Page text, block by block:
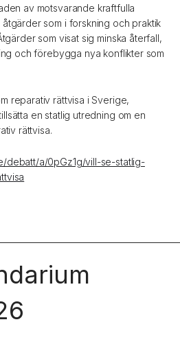
av motsvarande kraftfulla
som i forskning och praktik
som visat sig minska återfall,
och förebygga nya konflikter som
reparativ rättvisa i Sverige,
en statlig utredning om en
rättvisa.
debatt/a/0pGz1g/vill-se-statlig-